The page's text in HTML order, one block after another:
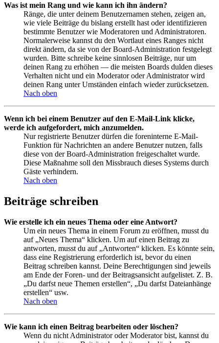
Was ist mein Rang und wie kann ich ihn ändern?
Ränge, die unter deinem Benutzernamen stehen, zeigen an,
wie viele Beiträge du bislang erstellt hast oder identifizieren
bestimmte Benutzer wie Moderatoren und Administratoren.
Normalerweise kannst du den Wortlaut eines Ranges nicht
direkt ändern, da sie von der Board-Administration festgelegt
wurden. Bitte schreibe keine sinnlosen Beiträge, nur um
deinen Rang zu erhöhen — die meisten Boards dulden dieses
Verhalten nicht und ein Moderator oder Administrator wird
deinen Rang unter Umständen einfach wieder zurücksetzen.
Nach oben
Wenn ich bei einem Benutzer auf den E-Mail-Link klicke,
werde ich aufgefordert, mich anzumelden.
Nur registrierte Benutzer dürfen die foreninterne E-Mail-
Funktion für Nachrichten an andere Benutzer nutzen, falls
diese von der Board-Administration freigeschaltet wurde.
Diese Maßnahme soll den Missbrauch dieses Systems durch
Gäste verhindern.
Nach oben
Beiträge schreiben
Wie erstelle ich ein neues Thema oder eine Antwort?
Um ein neues Thema in einem Forum zu eröffnen, musst du
auf „Neues Thema“ klicken. Um auf einen Beitrag zu
antworten, musst du auf „Antworten“ klicken. Es könnte sein,
dass eine Registrierung erforderlich ist, bevor du einen
Beitrag schreiben kannst. Deine Berechtigungen sind jeweils
am Ende der Foren- und der Beitragsansicht aufgelistet. Z. B.
„Du darfst neue Themen erstellen“, „Du darfst Dateianhänge
erstellen“ usw.
Nach oben
Wie kann ich einen Beitrag bearbeiten oder löschen?
Wenn du nicht Administrator oder Moderator bist, kannst du